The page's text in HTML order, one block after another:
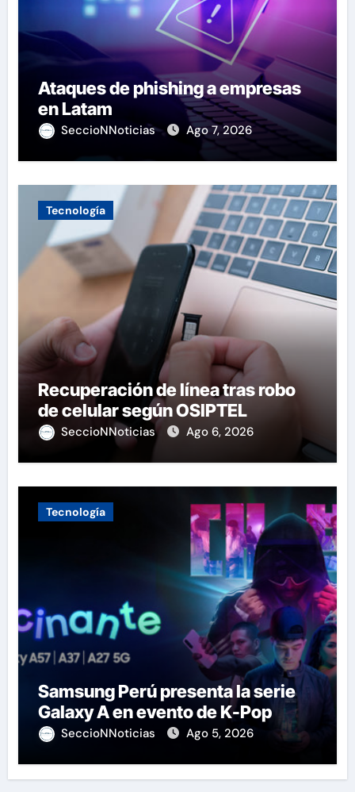
Ataques de phishing a empresas
en Latam
SeccioNNoticias Ago 7, 2026
Tecnología
Recuperación de línea tras robo
de celular según OSIPTEL
SeccioNNoticias Ago 6, 2026
Tecnología
Samsung Perú presenta la serie
Galaxy A en evento de K-Pop
SeccioNNoticias Ago 5, 2026